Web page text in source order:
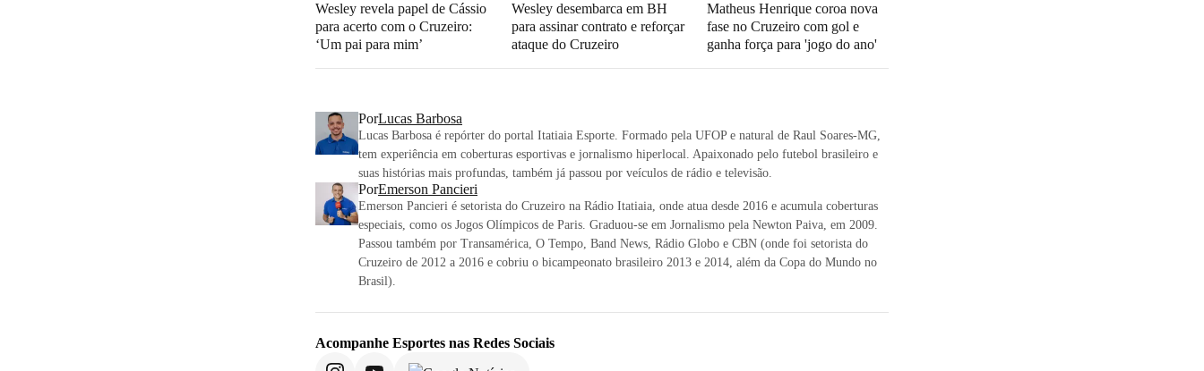
Wesley revela papel de Cássio
para acerto com o Cruzeiro:
‘Um pai para mim’
Wesley desembarca em BH
para assinar contrato e reforçar
ataque do Cruzeiro
Matheus Henrique coroa nova
fase no Cruzeiro com gol e
ganha força para 'jogo do ano'
PorLucas Barbosa
Lucas Barbosa é repórter do portal Itatiaia Esporte. Formado pela UFOP e natural de Raul Soares-MG,
tem experiência em coberturas esportivas e jornalismo hiperlocal. Apaixonado pelo futebol brasileiro e
suas histórias mais profundas, também já passou por veículos de rádio e televisão.
PorEmerson Pancieri
Emerson Pancieri é setorista do Cruzeiro na Rádio Itatiaia, onde atua desde 2016 e acumula coberturas
especiais, como os Jogos Olímpicos de Paris. Graduou-se em Jornalismo pela Newton Paiva, em 2009.
Passou também por Transamérica, O Tempo, Band News, Rádio Globo e CBN (onde foi setorista do
Cruzeiro de 2012 a 2016 e cobriu o bicampeonato brasileiro 2013 e 2014, além da Copa do Mundo no
Brasil).
Acompanhe Esportes nas Redes Sociais